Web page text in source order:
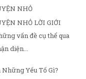
NHỎ
NHỎ LỜI GIỚI
vấn đề cụ thể qua
diện...
Yếu Tố Gì?